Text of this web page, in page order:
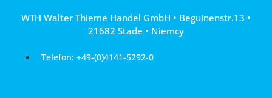
WTH Walter Thieme Handel GmbH • Beguinenstr.13 •
21682 Stade • Niemcy
Telefon: +49-(0)4141-5292-0